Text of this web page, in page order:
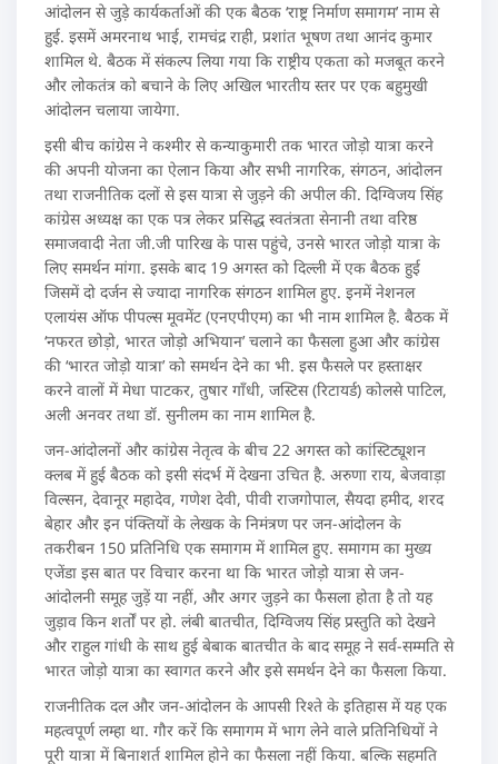
आंदोलन से जुड़े कार्यकर्ताओं की एक बैठक ‘राष्ट्र निर्माण समागम’ नाम से
हुई. इसमें अमरनाथ भाई, रामचंद्र राही, प्रशांत भूषण तथा आनंद कुमार
शामिल थे. बैठक में संकल्प लिया गया कि राष्ट्रीय एकता को मजबूत करने
और लोकतंत्र को बचाने के लिए अखिल भारतीय स्तर पर एक बहुमुखी
आंदोलन चलाया जायेगा.
इसी बीच कांग्रेस ने कश्मीर से कन्याकुमारी तक भारत जोड़ो यात्रा करने
की अपनी योजना का ऐलान किया और सभी नागरिक, संगठन, आंदोलन
तथा राजनीतिक दलों से इस यात्रा से जुड़ने की अपील की. दिग्विजय सिंह
कांग्रेस अध्यक्ष का एक पत्र लेकर प्रसिद्ध स्वतंत्रता सेनानी तथा वरिष्ठ
समाजवादी नेता जी.जी पारिख के पास पहुंचे, उनसे भारत जोड़ो यात्रा के
लिए समर्थन मांगा. इसके बाद 19 अगस्त को दिल्ली में एक बैठक हुई
जिसमें दो दर्जन से ज्यादा नागरिक संगठन शामिल हुए. इनमें नेशनल
एलायंस ऑफ पीपल्स मूवमेंट (एनएपीएम) का भी नाम शामिल है. बैठक में
‘नफरत छोड़ो, भारत जोड़ो अभियान’ चलाने का फैसला हुआ और कांग्रेस
की ‘भारत जोड़ो यात्रा’ को समर्थन देने का भी. इस फैसले पर हस्ताक्षर
करने वालों में मेधा पाटकर, तुषार गाँधी, जस्टिस (रिटायर्ड) कोलसे पाटिल,
अली अनवर तथा डॉ. सुनीलम का नाम शामिल है.
जन-आंदोलनों और कांग्रेस नेतृत्व के बीच 22 अगस्त को कांस्टिट्यूशन
क्लब में हुई बैठक को इसी संदर्भ में देखना उचित है. अरुणा राय, बेजवाड़ा
विल्सन, देवानूर महादेव, गणेश देवी, पीवी राजगोपाल, सैयदा हमीद, शरद
बेहार और इन पंक्तियों के लेखक के निमंत्रण पर जन-आंदोलन के
तकरीबन 150 प्रतिनिधि एक समागम में शामिल हुए. समागम का मुख्य
एजेंडा इस बात पर विचार करना था कि भारत जोड़ो यात्रा से जन-
आंदोलनी समूह जुड़ें या नहीं, और अगर जुड़ने का फैसला होता है तो यह
जुड़ाव किन शर्तों पर हो. लंबी बातचीत, दिग्विजय सिंह प्रस्तुति को देखने
और राहुल गांधी के साथ हुई बेबाक बातचीत के बाद समूह ने सर्व-सम्मति से
भारत जोड़ो यात्रा का स्वागत करने और इसे समर्थन देने का फैसला किया.
राजनीतिक दल और जन-आंदोलन के आपसी रिश्ते के इतिहास में यह एक
महत्वपूर्ण लम्हा था. गौर करें कि समागम में भाग लेने वाले प्रतिनिधियों ने
पूरी यात्रा में बिनाशर्त शामिल होने का फैसला नहीं किया. बल्कि सहमति